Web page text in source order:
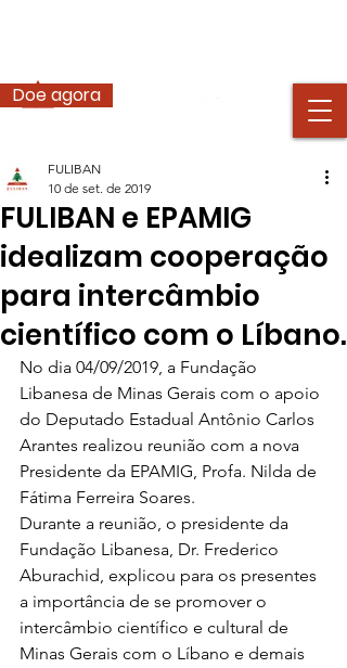
Doe agora
FULIBAN e EPAMIG
idealizam cooperação
para intercâmbio
científico com o Líbano.
FULIBAN
10 de set. de 2019
No dia 04/09/2019, a Fundação
Libanesa de Minas Gerais com o apoio
do Deputado Estadual Antônio Carlos
Arantes realizou reunião com a nova
Presidente da EPAMIG, Profa. Nilda de
Fátima Ferreira Soares.
Durante a reunião, o presidente da
Fundação Libanesa, Dr. Frederico
Aburachid, explicou para os presentes
a importância de se promover o
intercâmbio científico e cultural de
Minas Gerais com o Líbano e demais